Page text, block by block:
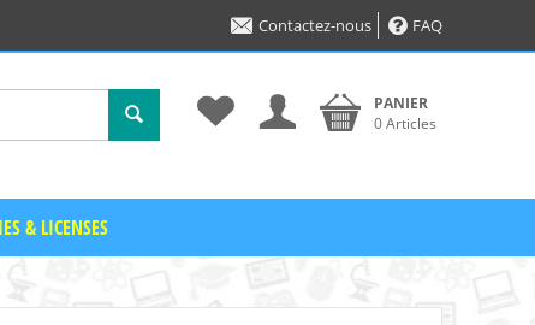
Contactez-nous FAQ
PANIER
0 Articles
& LICENSES